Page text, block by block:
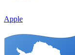
Apple